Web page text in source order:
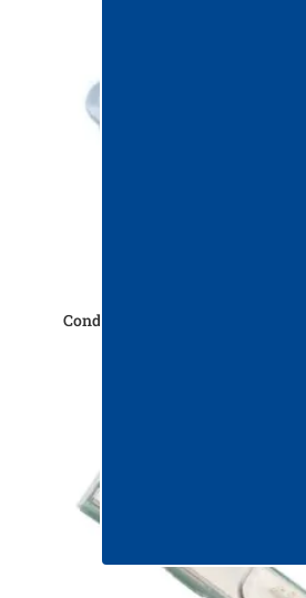
Conducta flexibila de apa pentru